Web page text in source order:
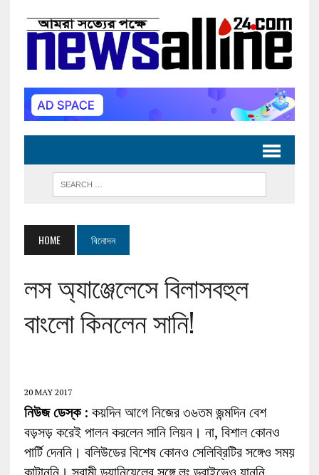
HOME বিনোদন
লস অ্যাঞ্জেলেসে বিলাসবহুল
বাংলো কিনলেন সানি!
20 MAY 2017
নিউজ ডেস্ক: কয়দিন আগে নিজের ৩৬তম জন্মদিন বেশ
বড়সড় করেই পালন করলেন সানি লিয়ন। না, বিশাল কোনও
পার্টি দেননি। বলিউডের বিশেষ কোনও সেলিব্রিটির সঙ্গেও সময়